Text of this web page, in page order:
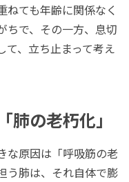
ねても年齢に関係なく
ちで、その一方、息切
て、立ち止まって考え
肺の老朽化」
な原因は「呼吸筋の老
う肺は、それ自体で膨